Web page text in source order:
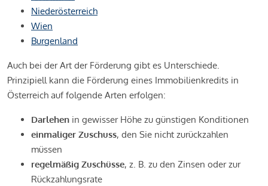
Niederösterreich
Wien
Burgenland
Auch bei der Art der Förderung gibt es Unterschiede.
Prinzipiell kann die Förderung eines Immobilienkredits in
Österreich auf folgende Arten erfolgen:
Darlehen in gewisser Höhe zu günstigen Konditionen
einmaliger Zuschuss, den Sie nicht zurückzahlen
müssen
regelmäßig Zuschüsse, z. B. zu den Zinsen oder zur
Rückzahlungsrate